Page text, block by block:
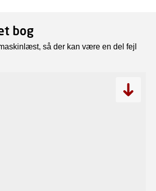
bog
så der kan være en del fejl